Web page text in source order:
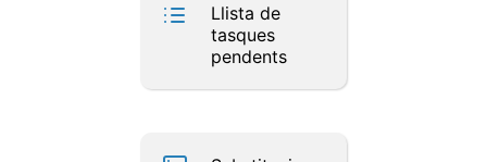
Llista de
tasques
pendents